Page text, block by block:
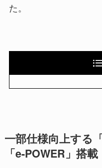
た。
一部仕様向上する
「e-POWER」搭載